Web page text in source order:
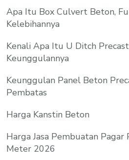
Apa Itu Box Culvert Beton,
Kelebihannya
Kenali Apa Itu U Ditch
Keunggulannya
Keunggulan Panel Beton
Pembatas
Harga Kanstin Beton
Harga Jasa Pembuatan
Meter 2026